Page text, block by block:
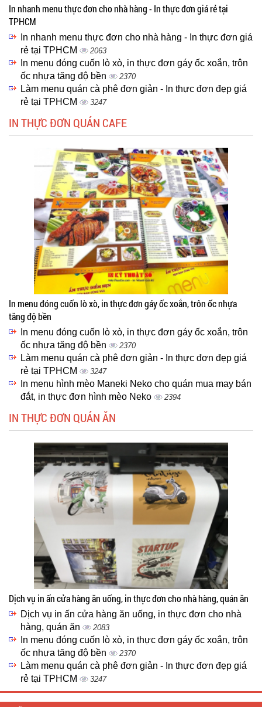
In nhanh menu thực đơn cho nhà hàng - In thực đơn giá rẻ tại
TPHCM
In nhanh menu thực đơn cho nhà hàng - In thực đơn giá
rẻ tại TPHCM
2063
In menu đóng cuốn lò xò, in thực đơn gáy ốc xoắn, trôn
ốc nhựa tăng độ bền
2370
Làm menu quán cà phê đơn giản - In thực đơn đẹp giá
rẻ tại TPHCM
3247
IN THỰC ĐƠN QUÁN CAFE
In menu đóng cuốn lò xò, in thực đơn gáy ốc xoắn, trôn ốc nhựa
tăng độ bền
In menu đóng cuốn lò xò, in thực đơn gáy ốc xoắn, trôn
ốc nhựa tăng độ bền
2370
Làm menu quán cà phê đơn giản - In thực đơn đẹp giá
rẻ tại TPHCM
3247
In menu hình mèo Maneki Neko cho quán mua may bán
đắt, in thực đơn hình mèo Neko
2394
IN THỰC ĐƠN QUÁN ĂN
Dịch vụ in ấn cửa hàng ăn uống, in thực đơn cho nhà hàng, quán ăn
Dịch vụ in ấn cửa hàng ăn uống, in thực đơn cho nhà
hàng, quán ăn
2083
In menu đóng cuốn lò xò, in thực đơn gáy ốc xoắn, trôn
ốc nhựa tăng độ bền
2370
Làm menu quán cà phê đơn giản - In thực đơn đẹp giá
rẻ tại TPHCM
3247